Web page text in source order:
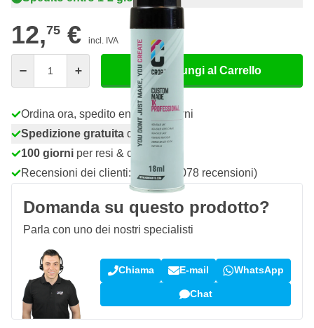
12,75 € incl. IVA
Aggiungi al Carrello
Ordina ora, spedito entro 1-2 giorni
Spedizione gratuita da 150,- €
100 giorni per resi & cambi
Recensioni dei clienti:
4,58/5 (7.078 recensioni)
Domanda su questo prodotto?
Parla con uno dei nostri specialisti
Chiama E-mail WhatsApp
Chat